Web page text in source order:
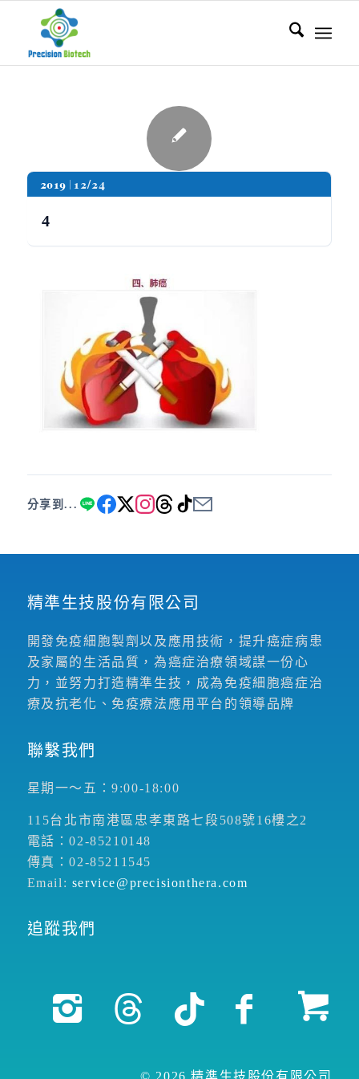
2019 12/24
4
分享到...
精準生技股份有限公司
開發免疫細胞製劑以及應用技術，提升癌症病患
及家屬的生活品質，為癌症治療領域謀一份心
力，並努力打造精準生技，成為免疫細胞癌症治
療及抗老化、免疫療法應用平台的領導品牌
聯繫我們
星期一～五：9:00-18:00
115台北市南港區忠孝東路七段508號16樓之2
電話：02-85210148
傳真：02-85211545
Email: service@precisionthera.com
追蹤我們